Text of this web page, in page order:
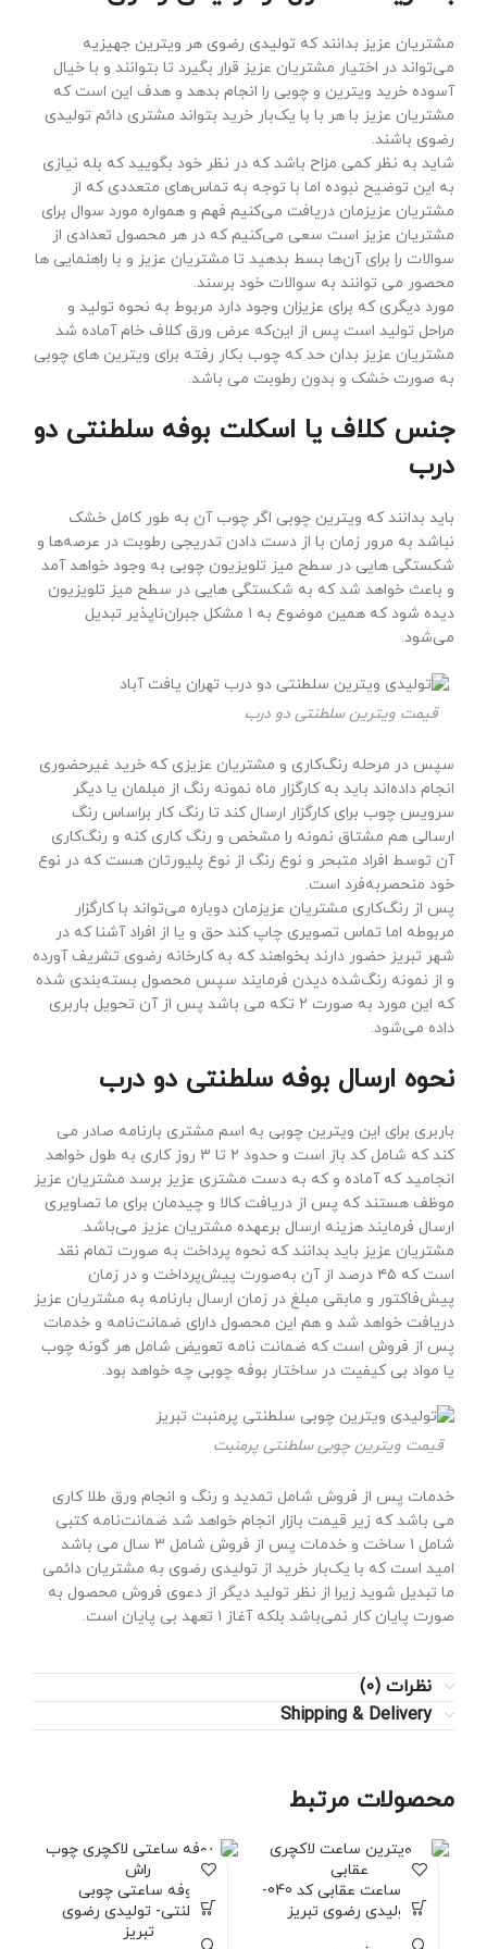
مشتریان عزیز بدانند که تولیدی رضوی هر ویترین جهیزیه
می‌تواند در اختیار مشتریان عزیز قرار بگیرد تا بتوانند و با خیال
آسوده خرید ویترین و چوبی را انجام بدهد و هدف این است که
مشتریان عزیز با هر با با یک‌بار خرید بتواند مشتری دائم تولیدی
رضوی باشند.
شاید به نظر کمی مزاح باشد که در نظر خود بگویید که بله نیازی
به این توضیح نبوده اما با توجه به تماس‌های متعددی که از
مشتریان عزیزمان دریافت می‌کنیم فهم و همواره مورد سوال برای
مشتریان عزیز است سعی می‌کنیم که در هر محصول تعدادی از
سوالات را برای آن‌ها بسط بدهید تا مشتریان عزیز و با راهنمایی ها
محصور می توانند به سوالات خود برسند.
مورد دیگری که برای عزیزان وجود دارد مربوط به نحوه تولید و
مراحل تولید است پس از این‌که عرض ورق کلاف خام آماده شد
مشتریان عزیز بدان حد که چوب بکار رفته برای ویترین های چوبی
به صورت خشک و بدون رطوبت می باشد.
جنس کلاف یا اسکلت بوفه سلطنتی دو
درب
باید بدانند که ویترین چوبی اگر چوب آن به طور کامل خشک
نباشد به مرور زمان با از دست دادن تدریجی رطوبت در عرصه‌ها و
شکستگی هایی در سطح میز تلویزیون چوبی به وجود خواهد آمد
و باعث خواهد شد که به شکستگی هایی در سطح میز تلویزیون
دیده شود که همین موضوع به ۱ مشکل جبران‌ناپذیر تبدیل
می‌شود.
قیمت ویترین سلطنتی دو درب
سپس در مرحله رنگ‌کاری و مشتریان عزیزی که خرید غیرحضوری
انجام داده‌اند باید به کارگزار ماه نمونه رنگ از مبلمان یا دیگر
سرویس چوب برای کارگزار ارسال کند تا رنگ کار براساس رنگ
ارسالی هم مشتاق نمونه را مشخص و رنگ کاری کنه و رنگ‌کاری
آن توسط افراد متبحر و نوع رنگ از نوع پلیورتان هست که در نوع
خود منحصربه‌فرد است.
پس از رنگ‌کاری مشتریان عزیزمان دوباره می‌تواند با کارگزار
مربوطه اما تماس تصویری چاپ کند حق و یا از افراد آشنا که در
شهر تبریز حضور دارند بخواهند که به کارخانه رضوی تشریف آورده
و از نمونه رنگ‌شده دیدن فرمایند سپس محصول بسته‌بندی شده
که این مورد به صورت ۲ تکه می باشد پس از آن تحویل باربری
داده می‌شود.
نحوه ارسال بوفه سلطنتی دو درب
باربری برای این ویترین چوبی به اسم مشتری بارنامه صادر می
کند که شامل کد باز است و حدود ۲ تا ۳ روز کاری به طول خواهد
انجامید که آماده و که به دست مشتری عزیز برسد مشتریان عزیز
موظف هستند که پس از دریافت کالا و چیدمان برای ما تصاویری
ارسال فرمایند هزینه ارسال برعهده مشتریان عزیز می‌باشد.
مشتریان عزیز باید بدانند که نحوه پرداخت به صورت تمام نقد
است که ۴۵ درصد از آن به‌صورت پیش‌پرداخت و در زمان
پیش‌فاکتور و مابقی مبلغ در زمان ارسال بارنامه به مشتریان عزیز
دریافت خواهد شد و هم این محصول دارای ضمانت‌نامه و خدمات
پس از فروش است که ضمانت نامه تعویض شامل هر گونه چوب
یا مواد بی کیفیت در ساختار بوفه چوبی چه خواهد بود.
قیمت ویترین چوبی سلطنتی پرمنبت
خدمات پس از فروش شامل تمدید و رنگ و انجام ورق طلا کاری
می باشد که زیر قیمت بازار انجام خواهد شد ضمانت‌نامه کتبی
شامل ۱ ساخت و خدمات پس از فروش شامل ۳ سال می باشد
امید است که با یک‌بار خرید از تولیدی رضوی به مشتریان دائمی
ما تبدیل شوید زیرا از نظر تولید دیگر از دعوی فروش محصول به
صورت پایان کار نمی‌باشد بلکه آغاز ۱ تعهد بی پایان است.
نظرات (0)
Shipping & Delivery
محصولات مرتبط
بوفه ساعت عقابی کد 040-
تولیدی رضوی تبریز
بوفه ساعتی چوبی
سلطنتی- تولیدی رضوی
تبریز